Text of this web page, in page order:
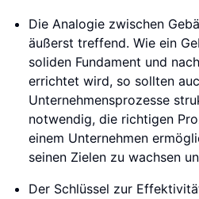
Die Analogie zwischen
äußerst treffend. Wie ein
soliden Fundament und
errichtet wird, so sollten
Unternehmensprozesse
notwendig, die richtigen
einem Unternehmen
seinen Zielen zu wachsen
Der Schlüssel zur